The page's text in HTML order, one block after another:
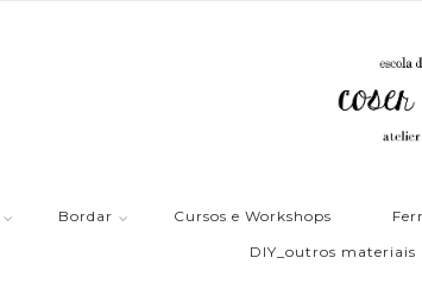
Bordar Cursos e Workshops
DIY_outros materiais